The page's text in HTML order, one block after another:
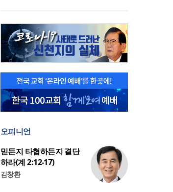
오피니언
믿든지 타협하든지 결단
하라(계 2:12-17)
김창환